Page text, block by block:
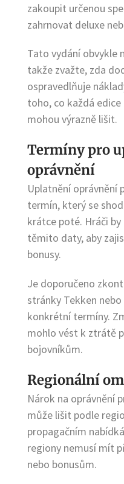
zakoupit určenou
zahrnovat deluxe
Tato vydání obvykle
takže zvažte, zda
ospravedlňuje
toho, co každá
mohou výrazně lišit.
Termíny pro
oprávnění
Uplatnění oprávnění
termín, který se
krátce poté. Hráči
těmito daty, aby
bonusy.
Je doporučeno
stránky Tekken
konkrétní termíny.
mohlo vést k ztrátě
bojovníkům.
Regionální
Nárok na oprávnění
může lišit podle
propagačním
regiony nemusí mít
nebo bonusům.